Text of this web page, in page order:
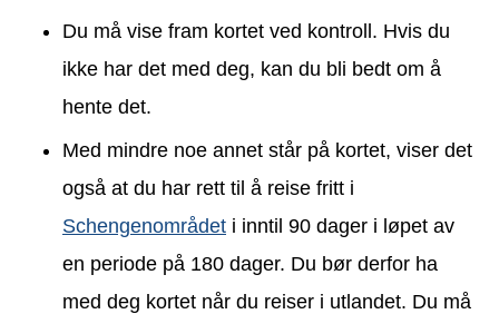
Du må vise fram kortet ved kontroll. Hvis du
ikke har det med deg, kan du bli bedt om å
hente det.
Med mindre noe annet står på kortet, viser det
også at du har rett til å reise fritt i
Schengenområdet i inntil 90 dager i løpet av
en periode på 180 dager. Du bør derfor ha
med deg kortet når du reiser i utlandet. Du må